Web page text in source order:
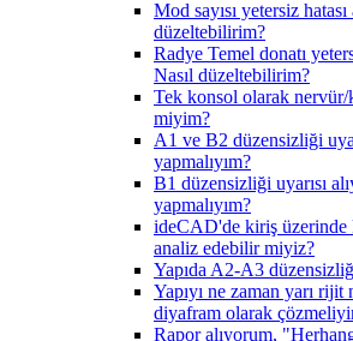
Mod sayısı yetersiz
düzeltebilirim?
Radye Temel donatı
Nasıl düzeltebilirim?
Tek konsol olarak
miyim?
A1 ve B2 düzensizliği
yapmalıyım?
B1 düzensizliği uyarısı
yapmalıyım?
ideCAD'de kiriş
analiz edebilir miyiz?
Yapıda A2-A3
Yapıyı ne zaman yarı
diyafram olarak
Rapor alıyorum,